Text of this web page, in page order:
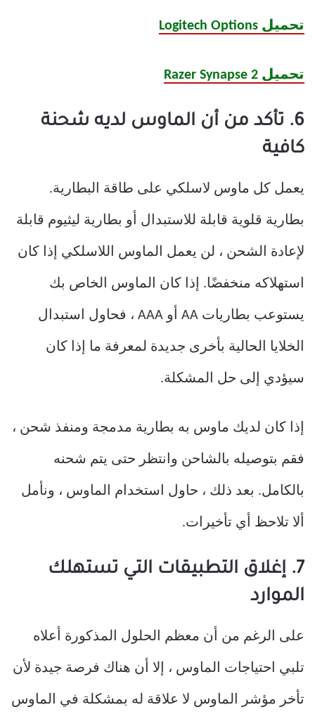
تحميل Logitech Options
تحميل Razer Synapse 2
6. تأكد من أن الماوس لديه شحنة
كافية
يعمل كل ماوس لاسلكي على طاقة البطارية.
بطارية قلوية قابلة للاستبدال أو بطارية ليثيوم قابلة
لإعادة الشحن ، لن يعمل الماوس اللاسلكي إذا كان
استهلاكه منخفضًا. إذا كان الماوس الخاص بك
يستوعب بطاريات AA أو AAA ، فحاول استبدال
الخلايا الحالية بأخرى جديدة لمعرفة ما إذا كان
سيؤدي إلى حل المشكلة.
إذا كان لديك ماوس به بطارية مدمجة ومنفذ شحن ،
فقم بتوصيله بالشاحن وانتظر حتى يتم شحنه
بالكامل. بعد ذلك ، حاول استخدام الماوس ، ونأمل
ألا تلاحظ أي تأخيرات.
7. إغلاق التطبيقات التي تستهلك
الموارد
على الرغم من أن معظم الحلول المذكورة أعلاه
تلبي احتياجات الماوس ، إلا أن هناك فرصة جيدة لأن
تأخر مؤشر الماوس لا علاقة له بمشكلة في الماوس